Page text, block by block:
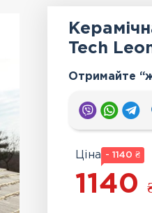
Tech
Отримайте
Ціна - 1140 ₴
1140